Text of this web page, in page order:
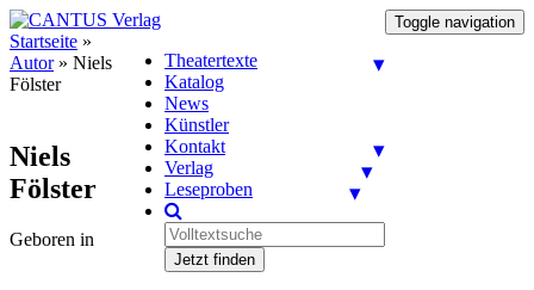
Toggle navigation
Theatertexte
Katalog
News
Künstler
Kontakt
Verlag
Leseproben
Jetzt finden
Startseite »
Autor» Niels
Fölster
Niels
Fölster
Geboren in